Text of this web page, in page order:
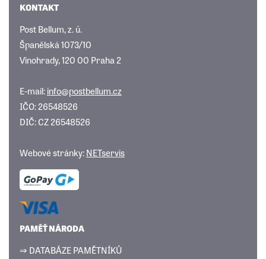
KONTAKT
Post Bellum, z. ú.
Španělská 1073/10
Vinohrady, 120 00 Praha 2
E-mail:info@postbellum.cz
IČO: 26548526
DIČ: CZ 26548526
Webové stránky:NETservis
PAMĚŤ NÁRODA
⇒ DATABÁZE PAMĚTNÍKŮ